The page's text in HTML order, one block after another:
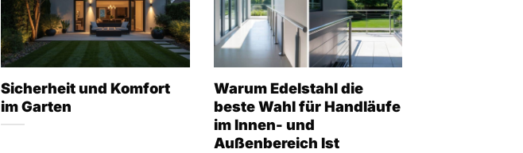
Sicherheit und Komfort
im Garten
Warum Edelstahl die
beste Wahl für Handläufe
im Innen- und
Außenbereich Ist